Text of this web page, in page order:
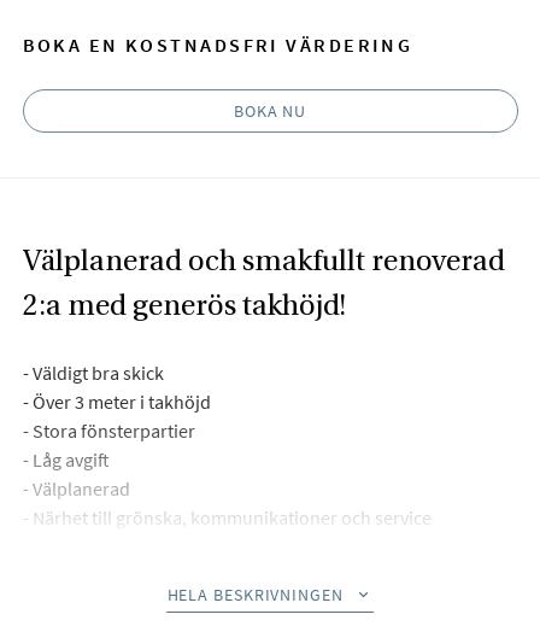
BOKA EN KOSTNADSFRI VÄRDERING
BOKA NU
Välplanerad och smakfullt renoverad
2:a med generös takhöjd!
- Väldigt bra skick
- Över 3 meter i takhöjd
- Stora fönsterpartier
- Låg avgift
- Välplanerad
- Närhet till grönska, kommunikationer och service
HELA BESKRIVNINGEN